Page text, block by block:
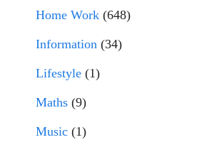
Home Work (648)
Information (34)
Lifestyle (1)
Maths (9)
Music (1)